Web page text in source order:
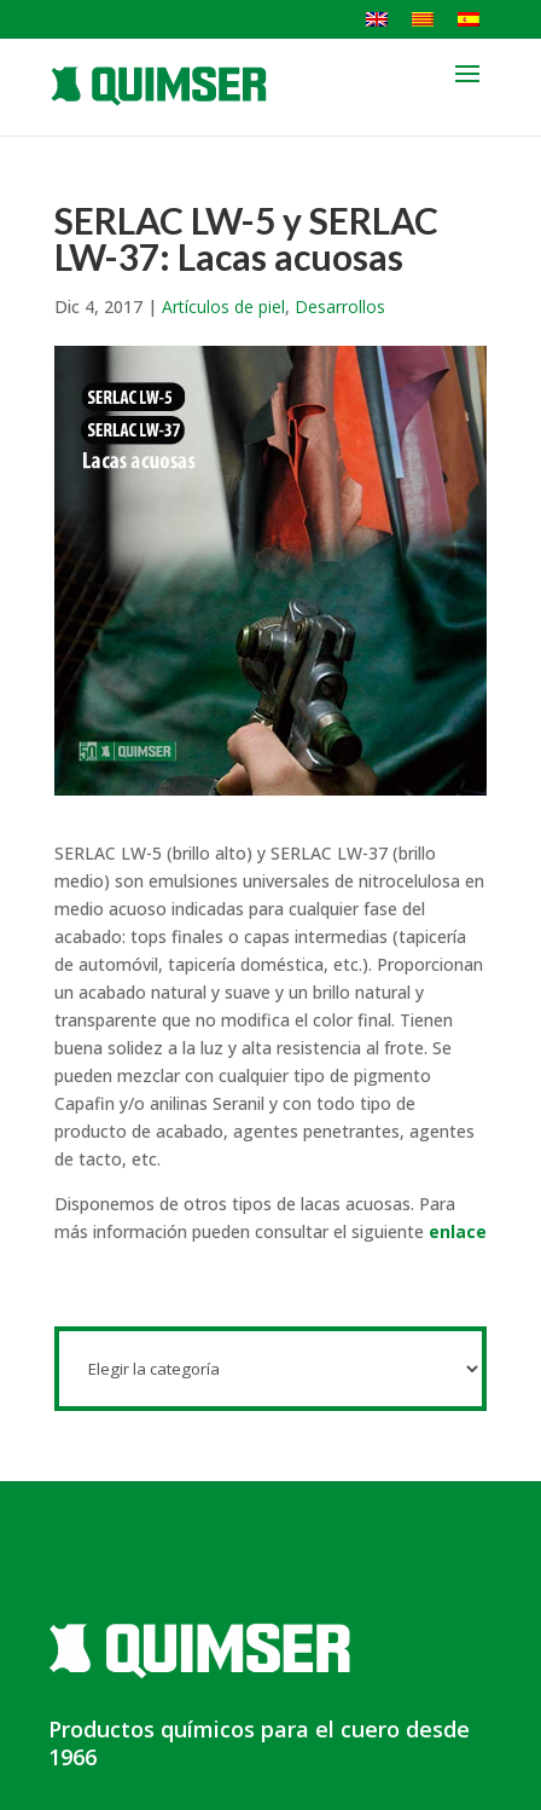
SERLAC LW-5 y SERLAC
LW-37: Lacas acuosas
Dic 4, 2017| Artículos de piel, Desarrollos
SERLAC LW-5 (brillo alto) y SERLAC LW-37 (brillo
medio) son emulsiones universales de nitrocelulosa en
medio acuoso indicadas para cualquier fase del
acabado: tops finales o capas intermedias (tapicería
de automóvil, tapicería doméstica, etc.). Proporcionan
un acabado natural y suave y un brillo natural y
transparente que no modifica el color final. Tienen
buena solidez a la luz y alta resistencia al frote. Se
pueden mezclar con cualquier tipo de pigmento
Capafin y/o anilinas Seranil y con todo tipo de
producto de acabado, agentes penetrantes, agentes
de tacto, etc.
Disponemos de otros tipos de lacas acuosas. Para
más información pueden consultar el siguiente enlace
Productos químicos para el cuero desde
1966